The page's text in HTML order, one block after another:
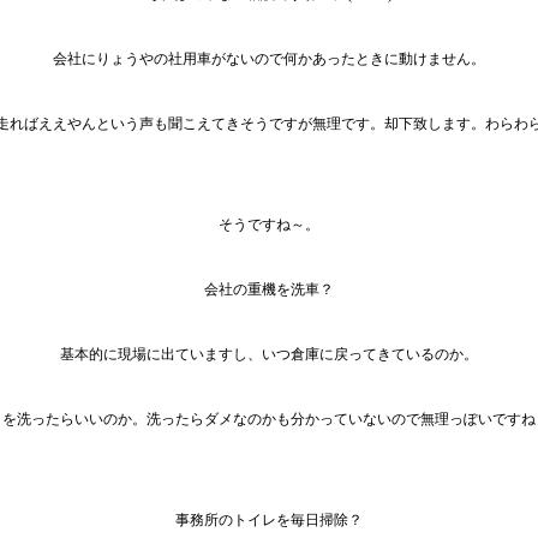
会社にりょうやの社用車がないので何かあったときに動けません。
ればええやんという声も聞こえてきそうですが無理です。却下致します。わらわ
そうですね～。
会社の重機を洗車？
基本的に現場に出ていますし、いつ倉庫に戻ってきているのか。
洗ったらいいのか。洗ったらダメなのかも分かっていないので無理っぽいです
事務所のトイレを毎日掃除？